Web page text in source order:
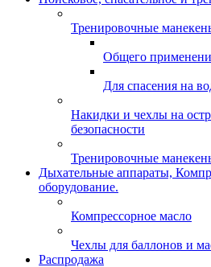
Тренировочные
Общего
Для спасения на
Накидки и чехлы на
безопасности
Тренировочные
Дыхательные аппараты,
оборудование.
Компрессорное масло
Чехлы для баллонов и
Распродажа